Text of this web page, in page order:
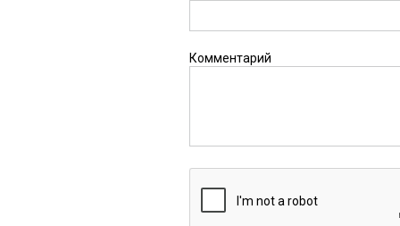
Комментарий